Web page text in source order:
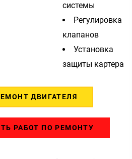
системы
Регулировка
клапанов
Установка
защиты картера
ДВИГАТЕЛЯ
УЗНАТЬ СТОИМОСТЬ РАБОТ ПО РЕМОНТУ